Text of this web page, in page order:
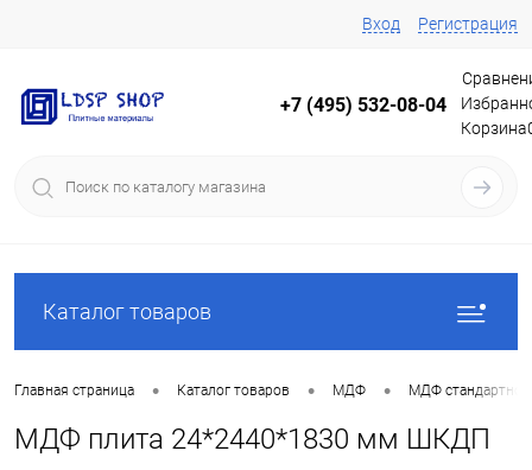
Вход Регистрация
+7 (495) 532-08-04
Корзина
Каталог товаров
Главная страница • Каталог товаров • МДФ • МДФ
МДФ плита 24*2440*1830 мм ШКДП